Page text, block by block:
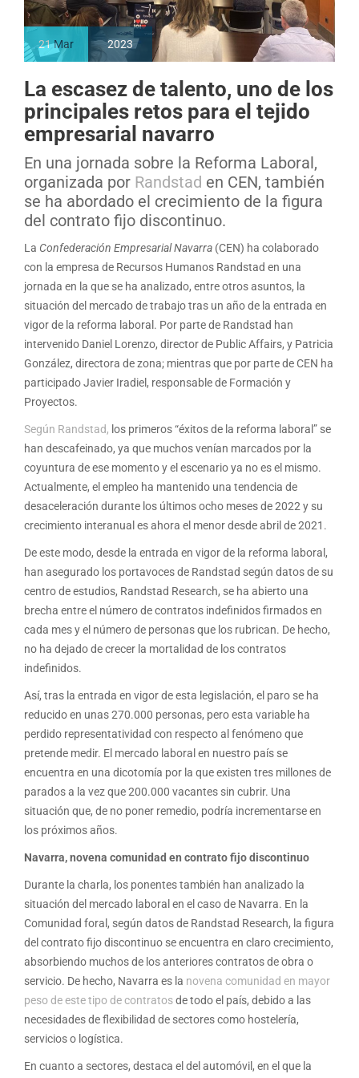
21Mar 2023
La escasez de talento, uno de los
principales retos para el tejido
empresarial navarro
En una jornada sobre la Reforma Laboral,
organizada por Randstad en CEN, también
se ha abordado el crecimiento de la figura
del contrato fijo discontinuo.
La Confederación Empresarial Navarra (CEN) ha colaborado
con la empresa de Recursos Humanos Randstad en una
jornada en la que se ha analizado, entre otros asuntos, la
situación del mercado de trabajo tras un año de la entrada en
vigor de la reforma laboral. Por parte de Randstad han
intervenido Daniel Lorenzo, director de Public Affairs, y Patricia
González, directora de zona; mientras que por parte de CEN ha
participado Javier Iradiel, responsable de Formación y
Proyectos.
Según Randstad, los primeros “éxitos de la reforma laboral” se
han descafeinado, ya que muchos venían marcados por la
coyuntura de ese momento y el escenario ya no es el mismo.
Actualmente, el empleo ha mantenido una tendencia de
desaceleración durante los últimos ocho meses de 2022 y su
crecimiento interanual es ahora el menor desde abril de 2021.
De este modo, desde la entrada en vigor de la reforma laboral,
han asegurado los portavoces de Randstad según datos de su
centro de estudios, Randstad Research, se ha abierto una
brecha entre el número de contratos indefinidos firmados en
cada mes y el número de personas que los rubrican. De hecho,
no ha dejado de crecer la mortalidad de los contratos
indefinidos.
Así, tras la entrada en vigor de esta legislación, el paro se ha
reducido en unas 270.000 personas, pero esta variable ha
perdido representatividad con respecto al fenómeno que
pretende medir. El mercado laboral en nuestro país se
encuentra en una dicotomía por la que existen tres millones de
parados a la vez que 200.000 vacantes sin cubrir. Una
situación que, de no poner remedio, podría incrementarse en
los próximos años.
Navarra, novena comunidad en contrato fijo discontinuo
Durante la charla, los ponentes también han analizado la
situación del mercado laboral en el caso de Navarra. En la
Comunidad foral, según datos de Randstad Research, la figura
del contrato fijo discontinuo se encuentra en claro crecimiento,
absorbiendo muchos de los anteriores contratos de obra o
servicio. De hecho, Navarra es la novena comunidad en mayor
peso de este tipo de contratosde todo el país, debido a las
necesidades de flexibilidad de sectores como hostelería,
servicios o logística.
En cuanto a sectores, destaca el del automóvil, en el que la